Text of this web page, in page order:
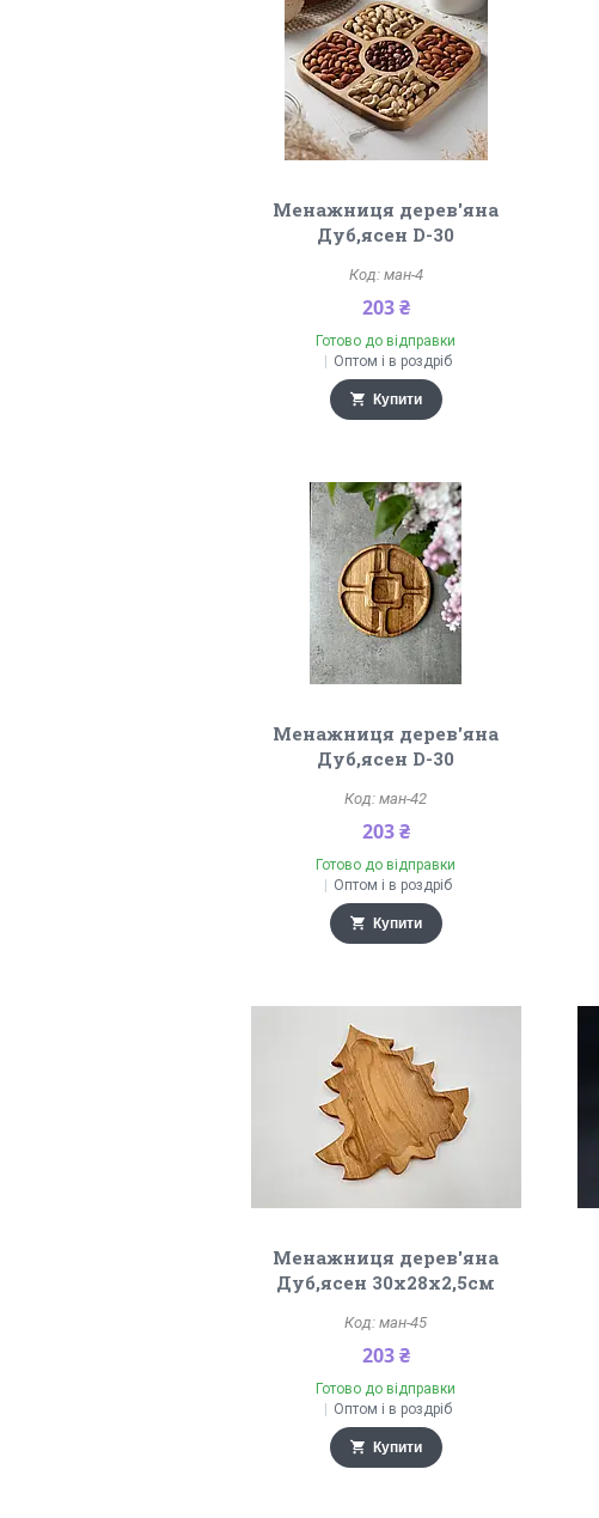
Менажниця дерев'яна
Дуб,ясен D-30
ман-4
203 ₴
Готово до відправки
Оптом і в роздріб
Купити
Менажниця дерев'яна
Дуб,ясен D-30
ман-42
203 ₴
Готово до відправки
Оптом і в роздріб
Купити
Менажниця дерев'яна
Дуб,ясен 30х28х2,5см
ман-45
203 ₴
Готово до відправки
Оптом і в роздріб
Купити